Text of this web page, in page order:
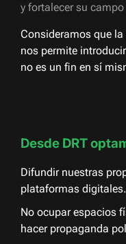
y fortalecer su
Consideramos que
nos permite
no es un fin en sí
Desde DRT
Difundir nuestras
plataformas digitales.
No ocupar espacios
hacer propaganda